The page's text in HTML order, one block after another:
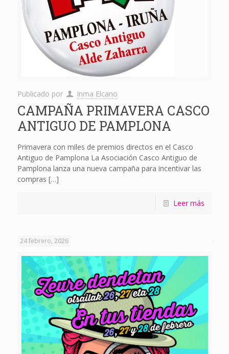
Publicado por Inma Elcano
CAMPAÑA PRIMAVERA CASCO
ANTIGUO DE PAMPLONA
Primavera con miles de premios directos en el Casco
Antiguo de Pamplona La Asociación Casco Antiguo de
Pamplona lanza una nueva campaña para incentivar las
compras […]
Leer más
24 febrero, 2026